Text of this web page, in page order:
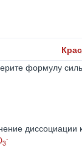
формулу
диссоциации
3
-